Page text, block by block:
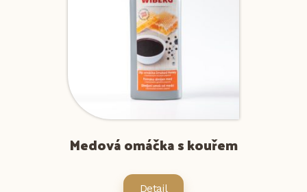
Medová omáčka s kouřem
Detail